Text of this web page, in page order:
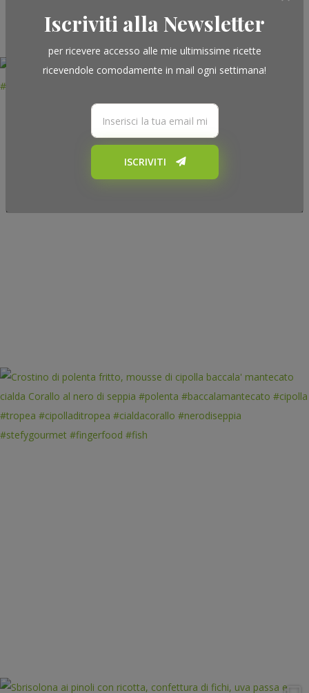
Iscriviti alla Newsletter
per ricevere accesso alle mie ultimissime ricette
ricevendole comodamente in mail ogni settimana!
ISCRIVITI